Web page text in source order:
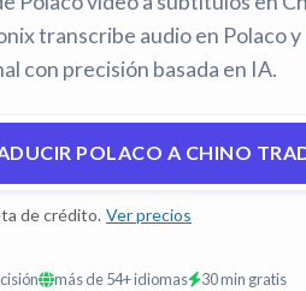
transcribe audio en Polaco
con precisión basada en IA.
POLACO A CHINO
de crédito. Ver precios
más de 54+ idiomas 30 min gratis